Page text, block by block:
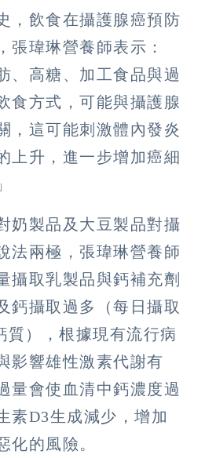
，飲食在攝護腺癌預防
張瑋琳營養師表示：
、高糖、加工食品與過
食方式，可能與攝護腺
，這可能刺激體內發炎
上升，進一步增加癌細
奶製品及大豆製品對攝
法兩極，張瑋琳營養師
攝取乳製品與鈣補充劑
鈣攝取過多（每日攝取
質），根據現有流行病
影響雄性激素代謝有
量會使血清中鈣濃度過
素D3生成減少，增加
化的風險。